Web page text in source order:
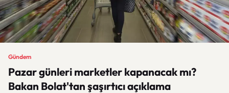
Gündem
Pazar günleri marketler kapanacak mı?
Bakan Bolat'tan şaşırtıcı açıklama